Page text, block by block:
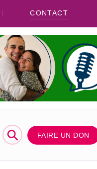
CONTACT
⚲ FAIRE UN DON